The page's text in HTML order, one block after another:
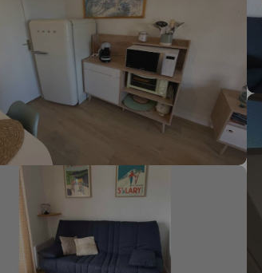
pesquisa. Tente modificar o destino.
que encontrar a sua bússola, estará de volta.